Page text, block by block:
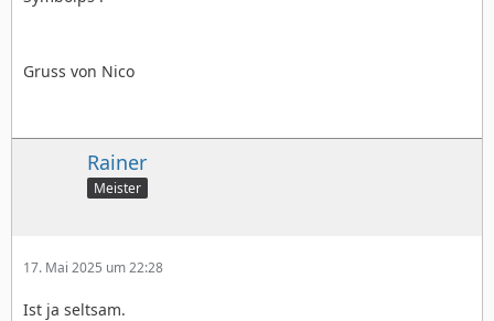
Gruss von Nico
Rainer
Meister
17. Mai 2025 um 22:28
Ist ja seltsam.